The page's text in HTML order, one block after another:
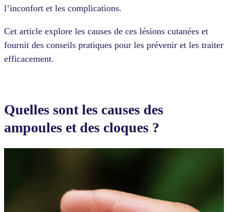
l’inconfort et les complications.
Cet article explore les causes de ces lésions cutanées et
fournit des conseils pratiques pour les prévenir et les traiter
efficacement.
Quelles sont les causes des
ampoules et des cloques ?